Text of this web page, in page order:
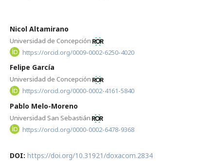
Nicol Altamirano
Universidad de Concepción
https://orcid.org/0009-0002-6250-4020
Felipe García
Universidad de Concepción
https://orcid.org/0000-0002-4161-5840
Pablo Melo-Moreno
Universidad San Sebastián
https://orcid.org/0000-0002-6478-9368
DOI: https://doi.org/10.31921/doxacom.2834